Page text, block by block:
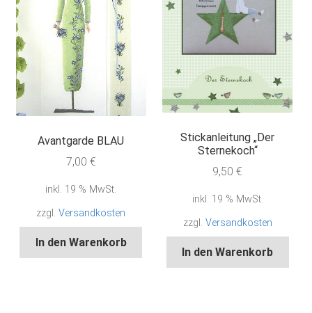
Avantgarde BLAU
7,00 €
inkl. 19 % MwSt.
zzgl.Versandkosten
In den Warenkorb
Stickanleitung „Der
Sternekoch“
9,50€
inkl. 19 % MwSt.
zzgl. Versandkosten
In den Warenkorb